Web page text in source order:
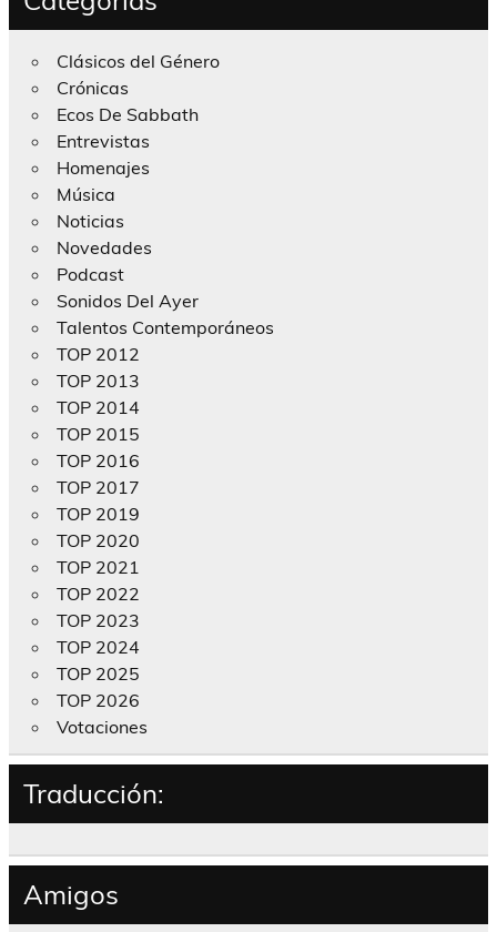
Clásicos del Género
Crónicas
Ecos De Sabbath
Entrevistas
Homenajes
Música
Noticias
Novedades
Podcast
Sonidos Del Ayer
Talentos Contemporáneos
TOP 2012
TOP 2013
TOP 2014
TOP 2015
TOP 2016
TOP 2017
TOP 2019
TOP 2020
TOP 2021
TOP 2022
TOP 2023
TOP 2024
TOP 2025
TOP 2026
Votaciones
Traducción:
Amigos